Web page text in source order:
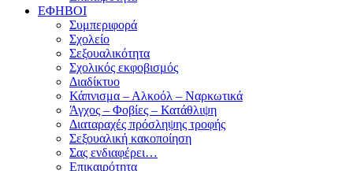
ΕΦΗΒΟΙ
Συμπεριφορά
Σχολείο
Σεξουαλικότητα
Σχολικός εκφοβισμός
Διαδίκτυο
Κάπνισμα – Αλκοόλ – Ναρκωτικά
Άγχος – Φοβίες – Κατάθλιψη
Διαταραχές πρόσληψης τροφής
Σεξουαλική κακοποίηση
Σας ενδιαφέρει…
Επικαιρότητα